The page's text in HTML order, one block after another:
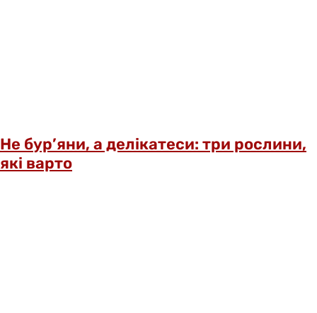
Не бур’яни, а делікатеси: три рослини,
які варто